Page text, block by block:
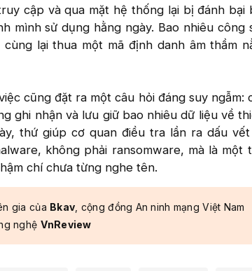
cập và qua mặt hệ thống lại bị đánh bại
mình sử dụng hằng ngày. Bao nhiêu công
lại thua một mã định danh âm thầm
cũng đặt ra một câu hỏi đáng suy ngẫm:
ghi nhận và lưu giữ bao nhiêu dữ liệu về
thứ giúp cơ quan điều tra lần ra dấu
không phải ransomware, mà là một
chí chưa từng nghe tên.​
gia của Bkav , cộng đồng An ninh mạng Việt Nam
nghệ VnReview